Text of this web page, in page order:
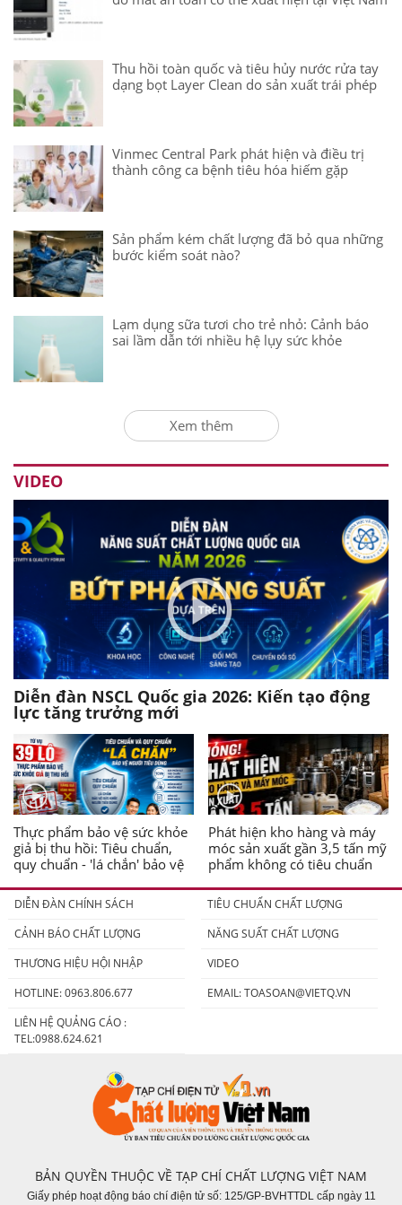
Thu hồi toàn quốc và tiêu hủy nước rửa tay
dạng bọt Layer Clean do sản xuất trái phép
Vinmec Central Park phát hiện và điều trị
thành công ca bệnh tiêu hóa hiếm gặp
Sản phẩm kém chất lượng đã bỏ qua những
bước kiểm soát nào?
Lạm dụng sữa tươi cho trẻ nhỏ: Cảnh báo
sai lầm dẫn tới nhiều hệ lụy sức khỏe
Xem thêm
VIDEO
Diễn đàn NSCL Quốc gia 2026: Kiến tạo động
lực tăng trưởng mới
Thực phẩm bảo vệ sức khỏe
giả bị thu hồi: Tiêu chuẩn,
quy chuẩn - 'lá chắn' bảo vệ
Phát hiện kho hàng và máy
móc sản xuất gần 3,5 tấn mỹ
phẩm không có tiêu chuẩn
DIỄN ĐÀN CHÍNH SÁCH
TIÊU CHUẨN CHẤT LƯỢNG
CẢNH BÁO CHẤT LƯỢNG
NĂNG SUẤT CHẤT LƯỢNG
THƯƠNG HIỆU HỘI NHẬP
VIDEO
HOTLINE: 0963.806.677
EMAIL:TOASOAN@VIETQ.VN
LIÊN HỆ QUẢNG CÁO :
TEL:0988.624.621
BẢN QUYỀN THUỘC VỀ TẠP CHÍ CHẤT LƯỢNG VIỆT NAM
Giấy phép hoạt động báo chí điện tử số: 125/GP-BVHTTDL cấp ngày 11